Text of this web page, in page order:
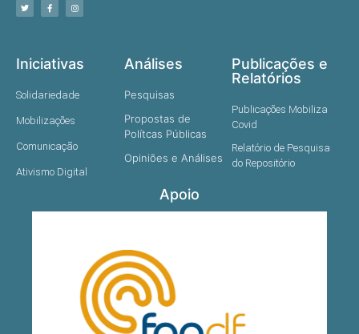
Iniciativas
Solidariedade
Mobilizações
Comunicação
Ativismo Digital
Análises
Pesquisas
Propostas de
Polítcas Públicas
Opiniões e Análises
Publicações e
Relatórios
Publicações Mobiliza
Covid
Relatório de Pesquisa
do Repositório
Apoio